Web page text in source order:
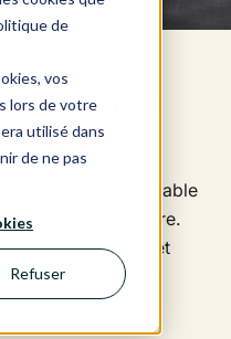
de
vos
lors de votre
utilisé dans
de ne pas
Refuser
piloter le
est l’outil indispensable
et tarifaire.
il vous permet
vos actions